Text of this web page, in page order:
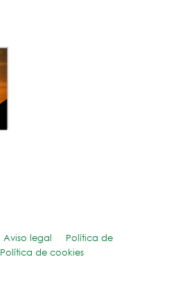
Aviso legal
Política de
Política de cookies